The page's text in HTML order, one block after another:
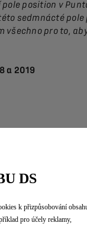
position v
sedmnácté
pro to,
a 2019
DS
k přizpůsobování
pro účely reklamy,